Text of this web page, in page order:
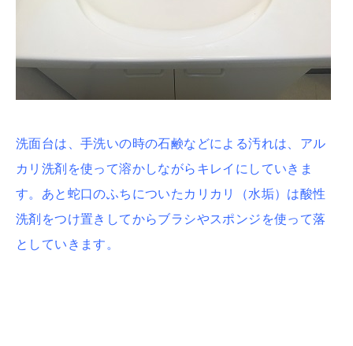
洗面台は、手洗いの時の石鹸などによる汚れは、アル
カリ洗剤を使って溶かしながらキレイにしていきま
す。あと蛇口のふちについたカリカリ（水垢）は酸性
洗剤をつけ置きしてからブラシやスポンジを使って落
としていきます。